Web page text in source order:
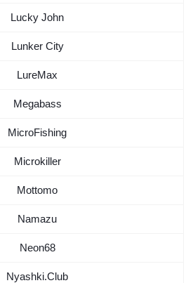
Lucky John
Lunker City
LureMax
Megabass
MicroFishing
Microkiller
Mottomo
Namazu
Neon68
Nyashki.Club